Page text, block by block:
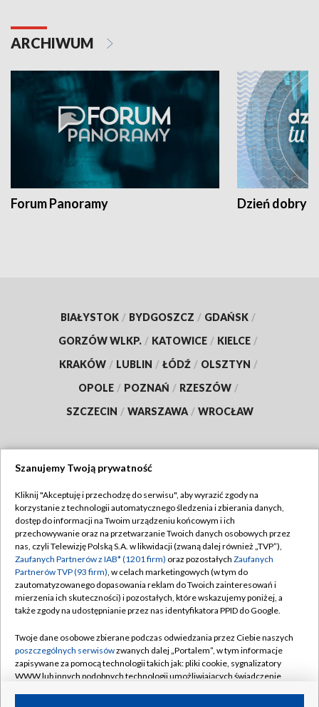
ARCHIWUM
Forum Panoramy Dzień dobry
BIAŁYSTOK / BYDGOSZCZ / GDAŃSK /
GORZÓW WLKP. / KATOWICE / KIELCE /
KRAKÓW / LUBLIN / ŁÓDŹ / OLSZTYN /
OPOLE / POZNAŃ / RZESZÓW /
SZCZECIN / WARSZAWA / WROCŁAW
TVP
Abonament TVP
Emisja w TVP
Centrum informacji TVP
Naziemna Telewizja Cyfrowa
Rada Programowa
System NOS
Informacje o nadawcy
Regulamin TVP
Polityka prywatności
Moje zgody
Pomoc
Kontakt
Kanały
Szanujemy Twoją prywatność
Kliknij "Akceptuję i przechodzę do serwisu", aby wyrazić zgody na
korzystanie z technologii automatycznego śledzenia i zbierania danych,
dostęp do informacji na Twoim urządzeniu końcowym i ich
przechowywanie oraz na przetwarzanie Twoich danych osobowych przez
nas, czyli Telewizję Polską S.A. w likwidacji (zwaną dalej również „TVP”),
Zaufanych Partnerów z IAB* (1201 firm) oraz pozostałych Zaufanych
Partnerów TVP (93 firm), w celach marketingowych (w tym do
zautomatyzowanego dopasowania reklam do Twoich zainteresowań i
mierzenia ich skuteczności) i pozostałych, które wskazujemy poniżej, a
także zgody na udostępnianie przez nas identyfikatora PPID do Google.
Twoje dane osobowe zbierane podczas odwiedzania przez Ciebie naszych
poszczególnych serwisówzwanych dalej „Portalem”, w tym informacje
zapisywane za pomocą technologii takich jak: pliki cookie, sygnalizatory
WWW lub innych podobnych technologii umożliwiających świadczenie